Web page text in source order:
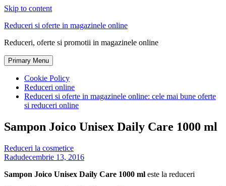
Skip to content
Reduceri si oferte in magazinele online
Reduceri, oferte si promotii in magazinele online
Primary Menu
Cookie Policy
Reduceri online
Reduceri si oferte in magazinele online: cele mai bune oferte
si reduceri online
Sampon Joico Unisex Daily Care 1000 ml
Reduceri la cosmetice
Radudecembrie 13, 2016
Sampon Joico Unisex Daily Care 1000 ml este la reduceri